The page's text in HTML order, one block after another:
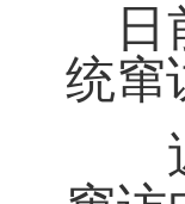
统窜
近